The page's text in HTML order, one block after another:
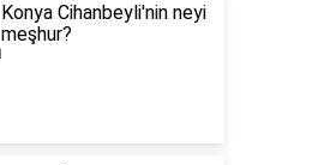
Konya Cihanbeyli'nin neyi
meşhur?